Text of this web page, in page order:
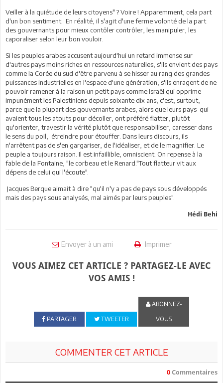
Veiller à la quiétude de leurs citoyens" ? Voire ! Apparemment, cela part
d'un bon sentiment. En réalité, il s'agit d'une ferme volonté de la part
des gouvernants pour mieux contôler contrôler, les manipuler, les
caporaliser selon leur bon vouloir.
Si les peuples arabes accusent aujourd'hui un retard immense sur
d'autres pays moins riches en ressources naturelles, s'ils envient des pays
comme la Corée du sud d'être parvenu à se hisser au rang des grandes
puissances industrielles en l'espace d'une génération, s'ils enragent de ne
pouvoir ramener à la raison un petit pays comme Israël qui opprime
impunément les Palestiniens depuis soixante dix ans, c'est, surtout,
parce que la plupart des gouvernants arabes, alors que leurs pays qui
avaient tous les atouts pour décoller, ont préféré flatter, plutôt
qu'orienter, travestir la vérité plutôt que responsabiliser, caresser dans
le sens du poil, étreindre pour étouffer. Dans leurs discours, ils
n'arrêtent pas de s'en gargariser, de l'idéaliser, et de le magnifier. Le
peuple a toujours raison. Il est infaillible, omniscient. On repense à la
fable de la Fontaine, "le corbeau et le Renard."Tout flatteur vit aux
dépens de celui qui l'écoute".
Jacques Berque aimait à dire "qu'il n'y a pas de pays sous développés
mais des pays sous analysés, mal aimés par leurs peuples".
Hédi Behi
Envoyer à un ami Imprimer
VOUS AIMEZ CET ARTICLE ? PARTAGEZ-LE AVEC
VOS AMIS !
PARTAGER TWEETER
ABONNEZ-
VOUS
COMMENTER CET ARTICLE
0 Commentaires